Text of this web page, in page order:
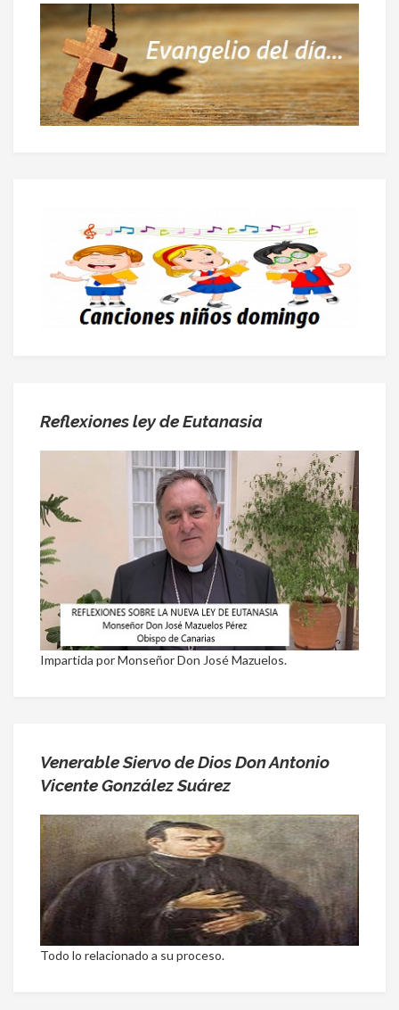
Reflexiones ley de Eutanasia
Impartida por Monseñor Don José Mazuelos.
Venerable Siervo de Dios Don Antonio
Vicente González Suárez
Todo lo relacionado a su proceso.